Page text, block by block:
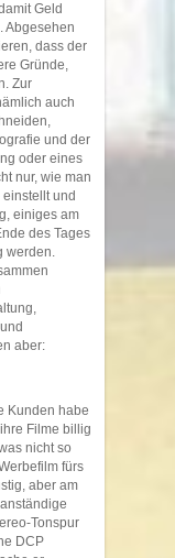
Geld
Abgesehen
dass der
Gründe,
Zur
auch
und der
oder eines
nur, wie man
und
einiges am
des Tages
werden.
aber:
Kunden habe
Filme billig
nicht so
fürs
aber am
Tonspur
DCP